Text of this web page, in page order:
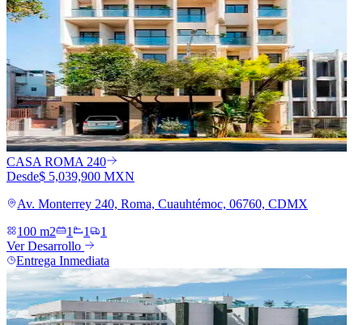
CASA ROMA 240
Desde$ 5,039,900 MXN
Av. Monterrey 240, Roma, Cuauhtémoc, 06760, CDMX
100 m2
1 1
1
Ver Desarrollo
Entrega Inmediata